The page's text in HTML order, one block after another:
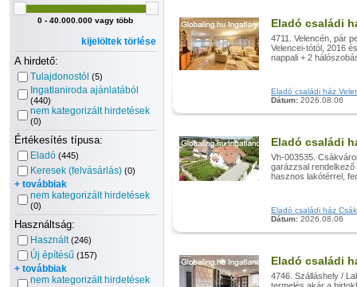
0 - 40.000.000 vagy több
kijelöltek törlése
A hirdető:
Tulajdonostól (5)
Ingatlaniroda ajánlatából
(440)
nem kategorizált hirdetések
(0)
Értékesítés típusa:
Eladó (445)
Keresek (felvásárlás) (0)
+ továbbiak
nem kategorizált hirdetések
(0)
Használtság:
Használt (246)
Új építésű (157)
+ továbbiak
nem kategorizált hirdetések
Eladó családi
4711. Velencén, pár
Velencei-tótól, 2016
nappali + 2
Eladó családi ház
Dátum: 2026.08.06
Eladó családi
Vh-003535.
garázzsal rendelkező
hasznos lakótérrel,
Eladó családi ház
Dátum: 2026.08.06
Eladó családi
4746. Szálláshely /